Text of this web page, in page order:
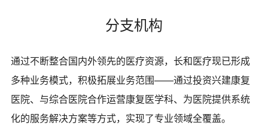
分支机构
通过不断整合国内外领先的医疗资源，长和医疗现已形成
多种业务模式，积极拓展业务范围——通过投资兴建康复
医院、与综合医院合作运营康复医学科、为医院提供系统
化的服务解决方案等方式，实现了专业领域全覆盖。